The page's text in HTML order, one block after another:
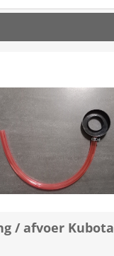
/ afvoer Kubota